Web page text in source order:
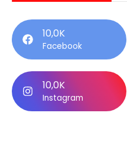
10,0K
Facebook
10,0K
Instagram